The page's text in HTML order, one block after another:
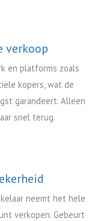
verkoop
en platforms zoals
kopers, wat de
garandeert. Alleen
snel terug.
neemt het hele
verkopen. Gebeurt